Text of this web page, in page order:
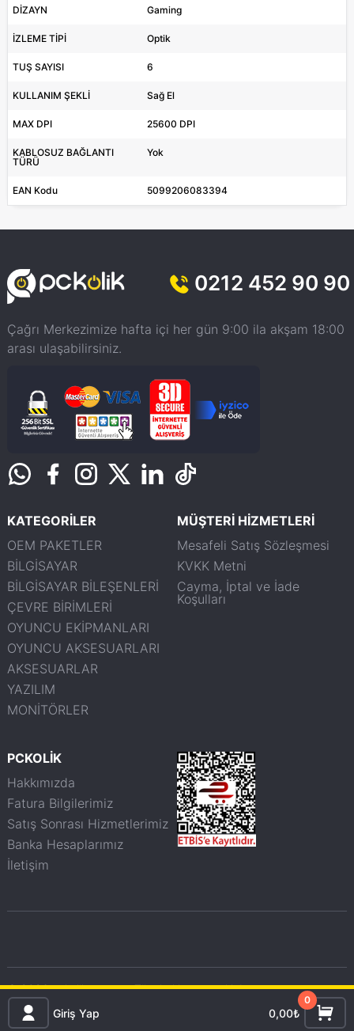
Giriş Yap 0,00₺
0
DİZAYN Gaming
İZLEME TİPİ Optik
TUŞ SAYISI 6
KULLANIM ŞEKLİ Sağ El
MAX DPI 25600 DPI
KABLOSUZ BAĞLANTI
TÜRÜ
Yok
EAN Kodu 5099206083394
0212 452 90 90
Çağrı Merkezimize hafta içi her gün 9:00 ila akşam 18:00
arası ulaşabilirsiniz.
KATEGORİLER
OEM PAKETLER
BİLGİSAYAR
BİLGİSAYAR BİLEŞENLERİ
ÇEVRE BİRİMLERİ
OYUNCU EKİPMANLARI
OYUNCU AKSESUARLARI
AKSESUARLAR
YAZILIM
MONİTÖRLER
MÜŞTERİ HİZMETLERİ
Mesafeli Satış Sözleşmesi
KVKK Metni
Cayma, İptal ve İade
Koşulları
PCKOLİK
Hakkımızda
Fatura Bilgilerimiz
Satış Sonrası Hizmetlerimiz
Banka Hesaplarımız
İletişim
© 2026 pckolik.com.tr - Tüm haklarımız saklıdır.